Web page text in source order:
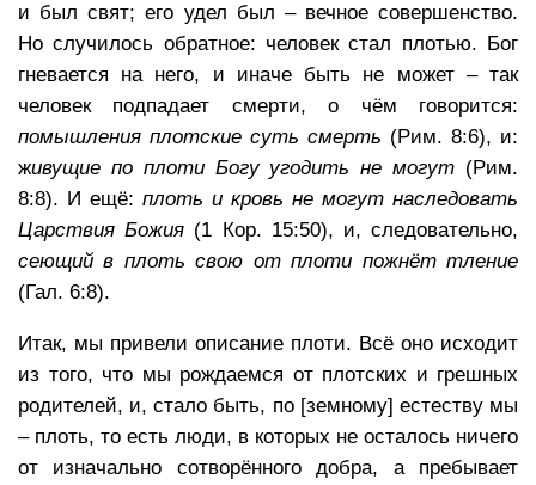
и был свят; его удел был – вечное совершенство.
Но случилось обратное: человек стал плотью. Бог
гневается на него, и иначе быть не может – так
человек подпадает смерти, о чём говорится:
помышления плотские суть смерть (Рим. 8:6), и:
живущие по плоти Богу угодить не могут (Рим.
8:8). И ещё: плоть и кровь не могут наследовать
Царствия Божия (1 Кор. 15:50), и, следовательно,
сеющий в плоть свою от плоти пожнёт тление
(Гал. 6:8).
Итак, мы привели описание плоти. Всё оно исходит
из того, что мы рождаемся от плотских и грешных
родителей, и, стало быть, по [земному] естеству мы
– плоть, то есть люди, в которых не осталось ничего
от изначально сотворённого добра, а пребывает